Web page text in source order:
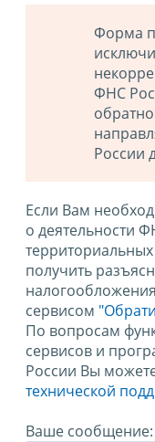
Форма
ФНС
России
Если Вам
о деятельности
получить
сервисом
По вопросам
сервисов и
России Вы
технической
Ваше сообщение: